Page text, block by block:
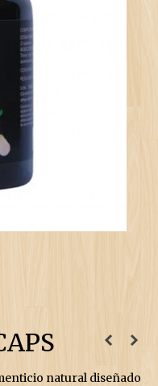
natural diseñado